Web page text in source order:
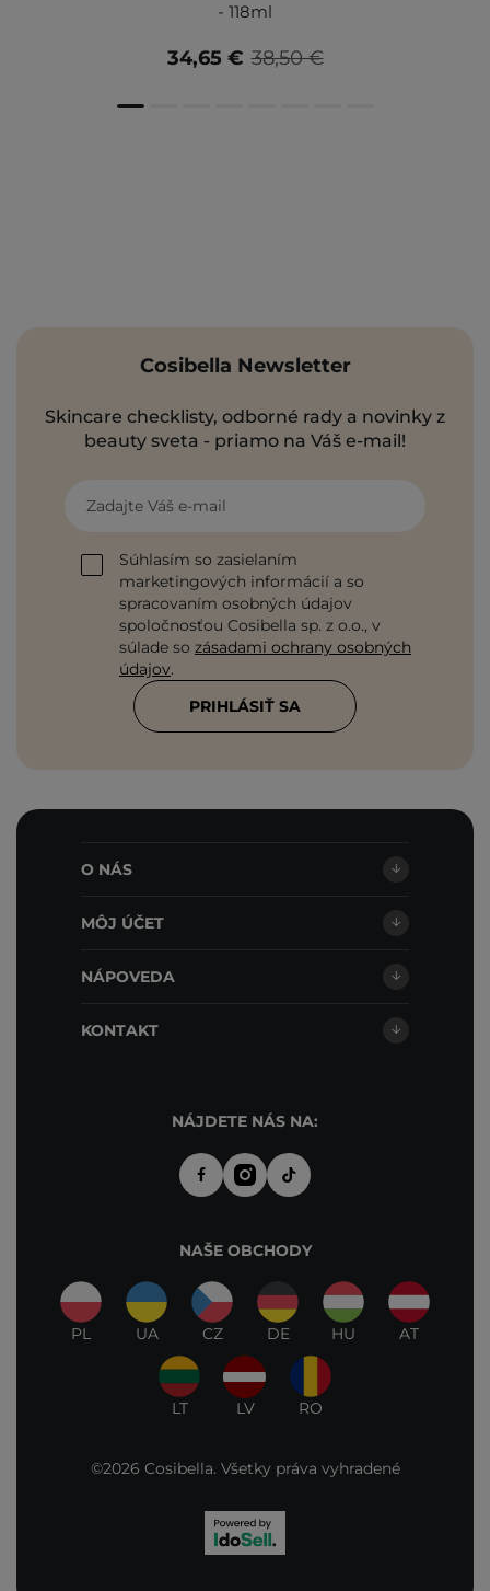
- 118ml
38,50 €
34,65 €
Cosibella Newsletter
Skincare checklisty, odborné rady a novinky z
beauty sveta - priamo na Váš e-mail!
Zadajte Váš e-mail
Súhlasím so zasielaním
marketingových informácií a so
spracovaním osobných údajov
spoločnosťou Cosibella sp. z o.o., v
súlade so zásadami ochrany osobných
údajov.
PRIHLÁSIŤ SA
O NÁS
MÔJ ÚČET
NÁPOVEDA
KONTAKT
NÁJDETE NÁS NA:
NAŠE OBCHODY
PL UA CZ DE HU AT
LT LV RO
©2026 Cosibella. Všetky práva vyhradené